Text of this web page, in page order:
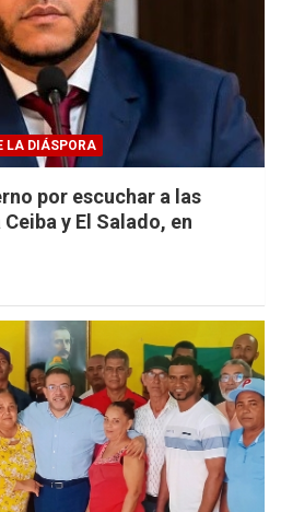
LA DIÁSPORA
por escuchar a las
y El Salado, en